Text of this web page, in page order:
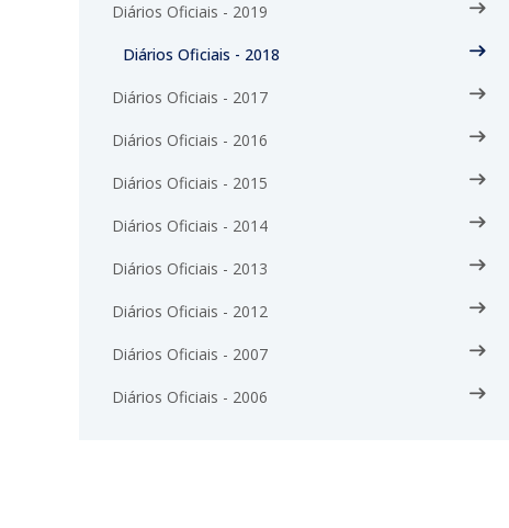
Diários Oficiais - 2019
Diários Oficiais - 2018
Diários Oficiais - 2017
Diários Oficiais - 2016
Diários Oficiais - 2015
Diários Oficiais - 2014
Diários Oficiais - 2013
Diários Oficiais - 2012
Diários Oficiais - 2007
Diários Oficiais - 2006